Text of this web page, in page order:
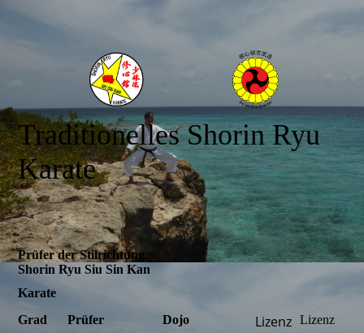
Traditionelles Shorin Ryu
Karate
Prüfer der Stilrichtung
Shorin Ryu Siu Sin Kan
Karate
Grad
Prüfer Dojo Lizenz
Lizenz